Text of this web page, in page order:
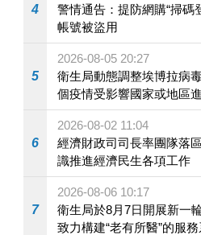
4
警情通告：提防網購“掃碼
帳號被盜用
5
2026-08-05 20:27
衛生局動態調整埃博拉病
個疫情受影響國家或地區
施
6
2026-08-02 11:04
經濟財政司司長率團隊落
識推進經濟民生各項工作
7
2026-08-06 10:17
衛生局於8月7日開展新一
致力構建“老有所醫”的服